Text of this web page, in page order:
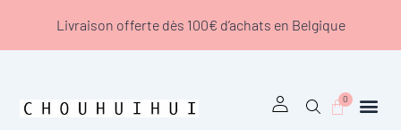
Livraison offerte dès 100€ d’achats en Belgique
0
Panier